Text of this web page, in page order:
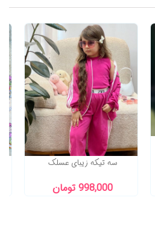
سه تیکه زیبای عسلک
998,000 تومان